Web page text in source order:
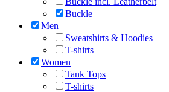
Buckle
Men
Sweatshirts & Hoodies
T-shirts
Women
Tank Tops
T-shirts